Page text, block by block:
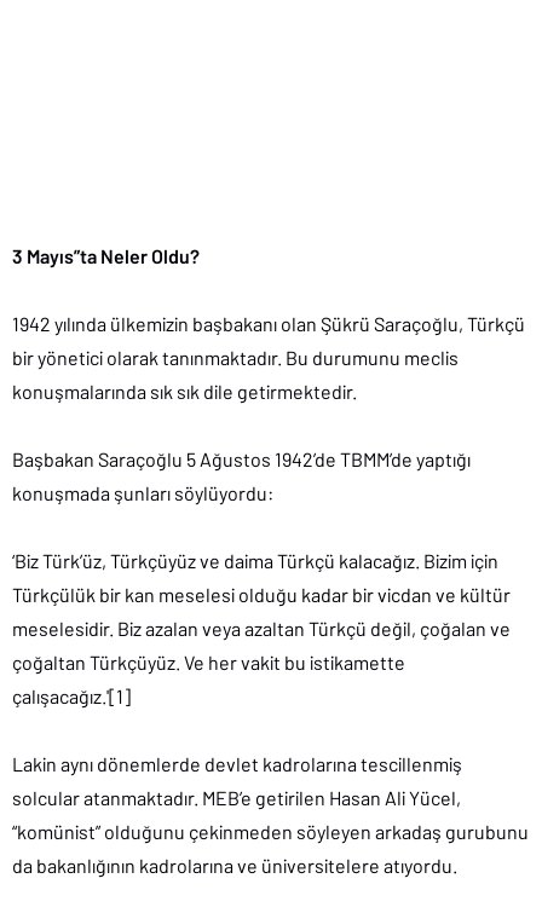
3 Mayıs”ta Neler Oldu?
1942 yılında ülkemizin başbakanı olan Şükrü Saraçoğlu, Türkçü
bir yönetici olarak tanınmaktadır. Bu durumunu meclis
konuşmalarında sık sık dile getirmektedir.
Başbakan Saraçoğlu 5 Ağustos 1942’de TBMM’de yaptığı
konuşmada şunları söylüyordu:
‘Biz Türk’üz, Türkçüyüz ve daima Türkçü kalacağız. Bizim için
Türkçülük bir kan meselesi olduğu kadar bir vicdan ve kültür
meselesidir. Biz azalan veya azaltan Türkçü değil, çoğalan ve
çoğaltan Türkçüyüz. Ve her vakit bu istikamette
çalışacağız.'[1]
Lakin aynı dönemlerde devlet kadrolarına tescillenmiş
solcular atanmaktadır. MEB’e getirilen Hasan Ali Yücel,
“komünist” olduğunu çekinmeden söyleyen arkadaş gurubunu
da bakanlığının kadrolarına ve üniversitelere atıyordu.